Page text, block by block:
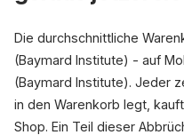
Die durchschnittliche
(Baymard Institute) - auf
(Baymard Institute). Jeder
in den Warenkorb legt,
Shop. Ein Teil dieser